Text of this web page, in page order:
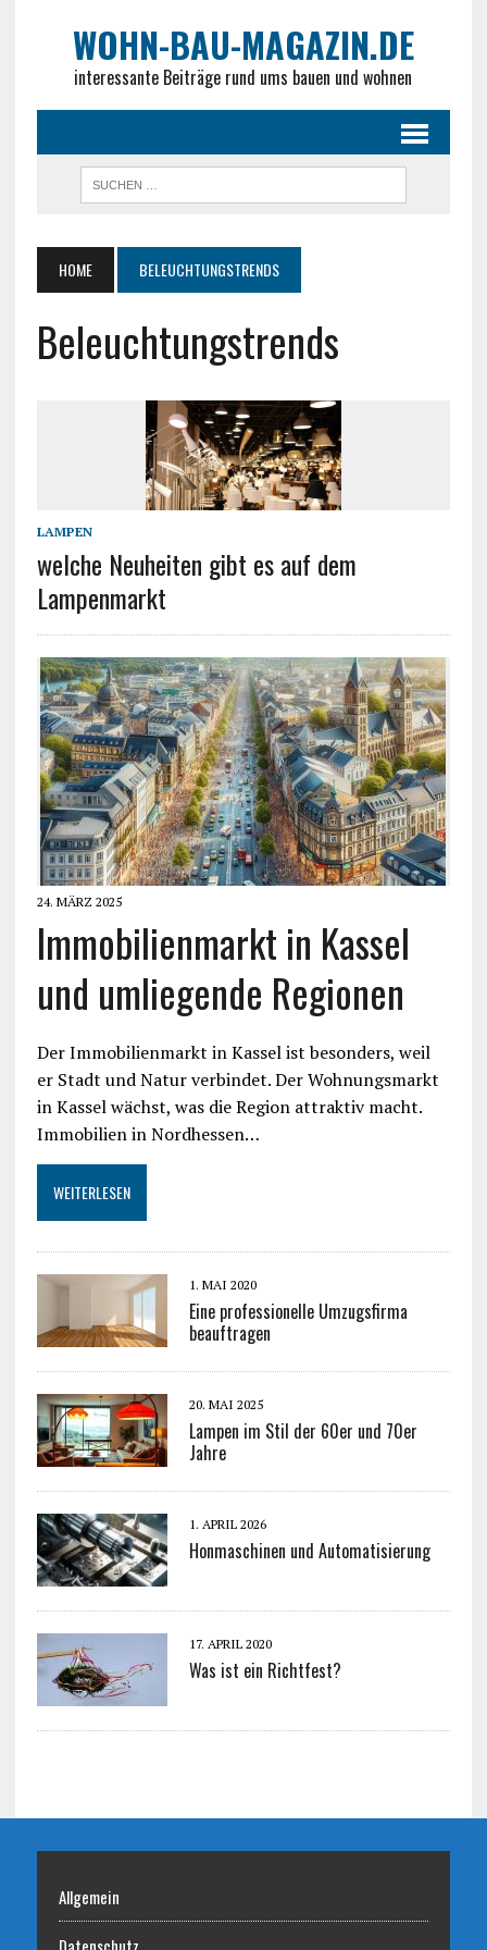
WOHN-BAU-MAGAZIN.DE
interessante Beiträge rund ums bauen und wohnen
HOME BELEUCHTUNGSTRENDS
Beleuchtungstrends
LAMPEN
welche Neuheiten gibt es auf dem
Lampenmarkt
24. MÄRZ 2025
Immobilienmarkt in Kassel
und umliegende Regionen
Der Immobilienmarkt in Kassel ist besonders, weil
er Stadt und Natur verbindet. Der Wohnungsmarkt
in Kassel wächst, was die Region attraktiv macht.
Immobilien in Nordhessen…
WEITERLESEN
1. MAI 2020
Eine professionelle Umzugsfirma
beauftragen
20. MAI 2025
Lampen im Stil der 60er und 70er
Jahre
1. APRIL 2026
Honmaschinen und Automatisierung
17. APRIL 2020
Was ist ein Richtfest?
Allgemein